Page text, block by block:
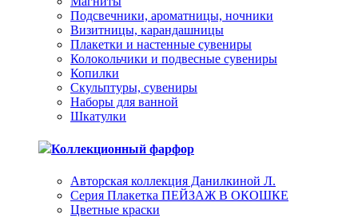
Подсвечники, ароматницы, ночники
Визитницы, карандашницы
Плакетки и настенные сувениры
Колокольчики и подвесные сувениры
Копилки
Скульптуры, сувениры
Наборы для ванной
Шкатулки
Коллекционный фарфор
Авторская коллекция Данилкиной Л.
Серия Плакетка ПЕЙЗАЖ В ОКОШКЕ
Цветные краски